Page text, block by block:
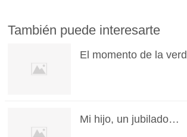
También puede interesarte
El momento de la
Mi hijo, un jubilado…